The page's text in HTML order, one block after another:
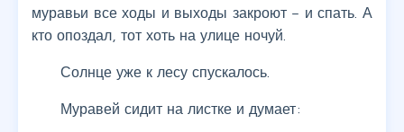
муравьи все ходы и выходы закроют – и спать. А
кто опоздал, тот хоть на улице ночуй.
Солнце уже к лесу спускалось.
Муравей сидит на листке и думает: